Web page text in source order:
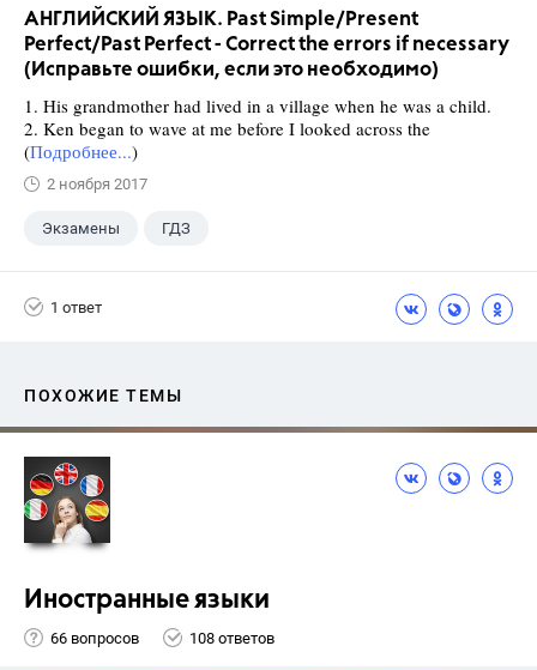
АНГЛИЙСКИЙ ЯЗЫК. Past Simple/Present
Perfect/Past Perfect - Correct the errors if necessary
(Исправьте ошибки, если это необходимо)
1. His grandmother had lived in a village when he was a child.
2. Ken began to wave at me before I looked across the
(Подробнее...)
2 ноября 2017
Экзамены ГДЗ
1 ответ
ПОХОЖИЕ ТЕМЫ
Иностранные языки
66 вопросов 108 ответов